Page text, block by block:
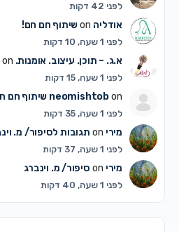
לפני 42 דקות
אודליה שיתוף חם חם!
לפני 1 שעה, 10 דקות
א.ג. – תוכן. עיצוב. אומנות.
לפני 1 שעה, 15 דקות
neomishtobon שיתוף חם
לפני 1 שעה, 35 דקות
מירי תגובות לסיפור/ מ.
לפני 1 שעה, 37 דקות
מירי סיפור/ מ. וינברג
לפני 1 שעה, 40 דקות